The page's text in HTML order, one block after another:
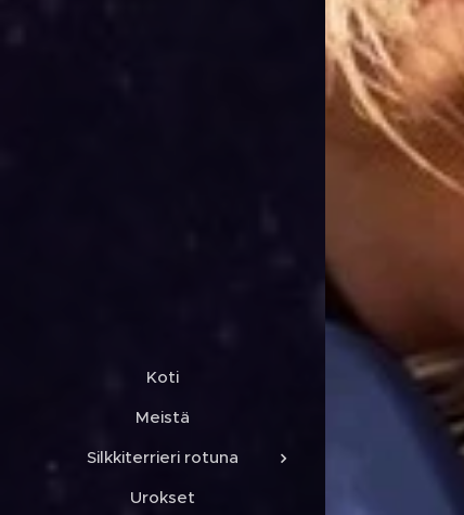
Koti
Meistä
Silkkiterrieri rotuna
Urokset